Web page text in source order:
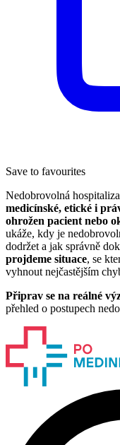
Save to favourites
Nedobrovolná
medicínské, etické i
ohrožen pacient nebo
ukáže, kdy je
dodržet a jak správně
projdeme situace, se
vyhnout nejčastějším
Připrav se na reálné
přehled o postupech